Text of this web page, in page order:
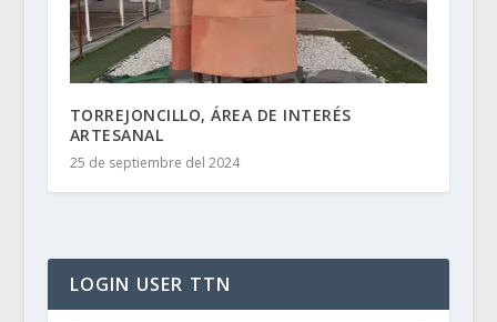
TORREJONCILLO, ÁREA DE INTERÉS
ARTESANAL
25 de septiembre del 2024
LOGIN USER TTN